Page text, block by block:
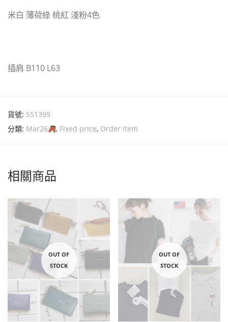
米白 薄荷綠 桃紅 淺粉4色
插肩 B110 L63
貨號: S51399
分類: Mar26 , Fixed price, Order Item
相關商品